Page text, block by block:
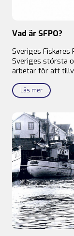
Vad är SFPO?
Sveriges Fiskares
Sveriges största
arbetar för att
Läs mer